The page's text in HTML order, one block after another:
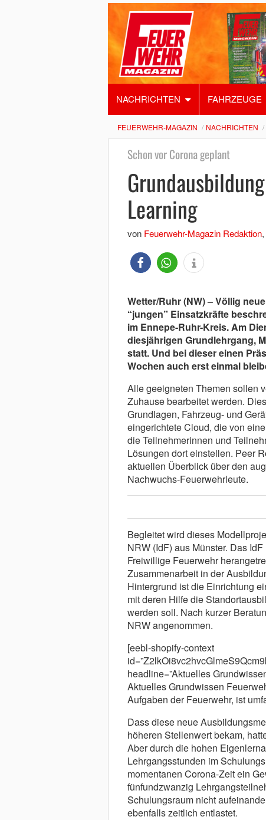
NACHRICHTEN FAHRZEUGE
FEUERWEHR-MAGAZIN NACHRICHTEN
Schon vor Corona geplant
Learning
von Feuerwehr-Magazin Redaktion,
Wetter/Ruhr (NW) – Völlig
“jungen” Einsatzkräfte
im Ennepe-Ruhr-Kreis. Am
diesjährigen Grundlehrgang,
statt. Und bei dieser einen
Wochen auch erst einmal
Alle geeigneten Themen sollen
Zuhause bearbeitet werden.
Grundlagen, Fahrzeug- und
eingerichtete Cloud, die von
die Teilnehmerinnen und
Lösungen dort einstellen. Peer
aktuellen Überblick über den
Nachwuchs-Feuerwehrleute.
Begleitet wird dieses
NRW (IdF) aus Münster. Das
Freiwillige Feuerwehr
Zusammenarbeit in der
Hintergrund ist die Einrichtung
mit deren Hilfe die
werden soll. Nach kurzer
NRW angenommen.
[eebl-shopify-context
headline=”Aktuelles
Aktuelles Grundwissen
Aufgaben der Feuerwehr, ist
Dass diese neue
höheren Stellenwert bekam,
Aber durch die hohen
Lehrgangsstunden im
momentanen Corona-Zeit ein
fünfundzwanzig
Schulungsraum nicht
ebenfalls zeitlich entlastet.